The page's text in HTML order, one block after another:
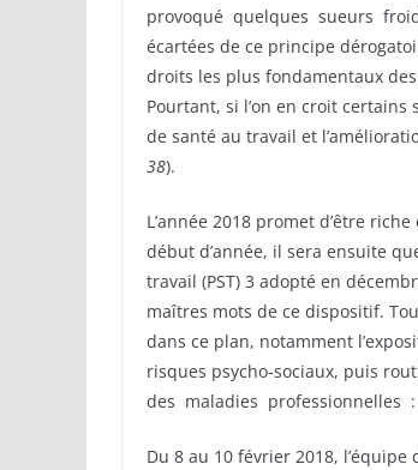
provoqué quelques sueurs
écartées de ce principe
droits les plus fondamentaux
Pourtant, si l’on en croit
de santé au travail et
38).
L’année 2018 promet d’être
début d’année, il sera ensuite
travail (PST) 3 adopté en
maîtres mots de ce dispositif.
dans ce plan, notamment
risques psycho-sociaux, puis
des maladies professionnelles
Du 8 au 10 février 2018, l’équipe